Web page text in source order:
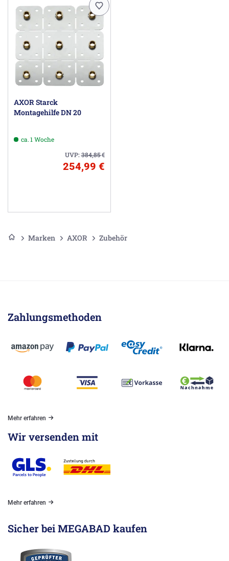
AXOR Starck
Montagehilfe DN 20
ca. 1 Woche
UVP:384,85€
254,99 €
Marken AXOR Zubehör
Zahlungsmethoden
Mehr erfahren
Wir versenden mit
Mehr erfahren
Sicher bei MEGABAD kaufen